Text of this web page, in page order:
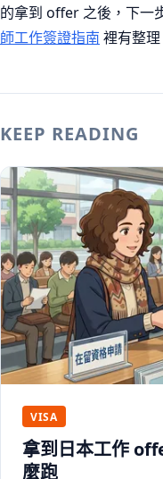
的拿到 offer 之後，下一
師工作簽證指南 裡有整理
KEEP READING
VISA
拿到日本工作
麼跑